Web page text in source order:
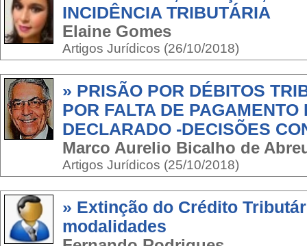
INCIDÊNCIA TRIBUTÁRIA
Elaine Gomes
Artigos Jurídicos (26/10/2018)
» PRISÃO POR DÉBITOS
POR FALTA DE PAGAMENTO
DECLARADO -DECISÕES
Marco Aurelio Bicalho de
Artigos Jurídicos (25/10/2018)
» Extinção do Crédito
modalidades